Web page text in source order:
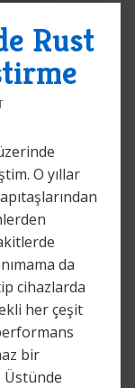
Rust
O yıllar
da
cihazlarda
her çeşit
bir
Üstünde